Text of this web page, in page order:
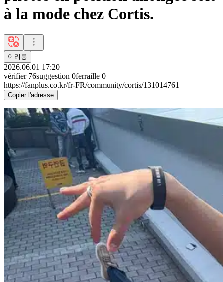
à la mode chez Cortis.
이리롱
2026.06.01 17:20
vérifier 76suggestion 0ferraille 0
https://fanplus.co.kr/fr-FR/community/cortis/131014761
Copier l'adresse